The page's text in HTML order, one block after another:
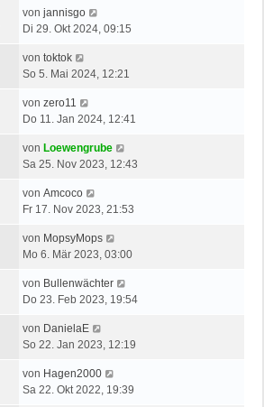
von jannisgo
Di 29. Okt 2024, 09:15
von toktok
So 5. Mai 2024, 12:21
von zero11
Do 11. Jan 2024, 12:41
von Loewengrube
Sa 25. Nov 2023, 12:43
von Amcoco
Fr 17. Nov 2023, 21:53
von MopsyMops
Mo 6. Mär 2023, 03:00
von Bullenwächter
Do 23. Feb 2023, 19:54
von DanielaE
So 22. Jan 2023, 12:19
von Hagen2000
Sa 22. Okt 2022, 19:39